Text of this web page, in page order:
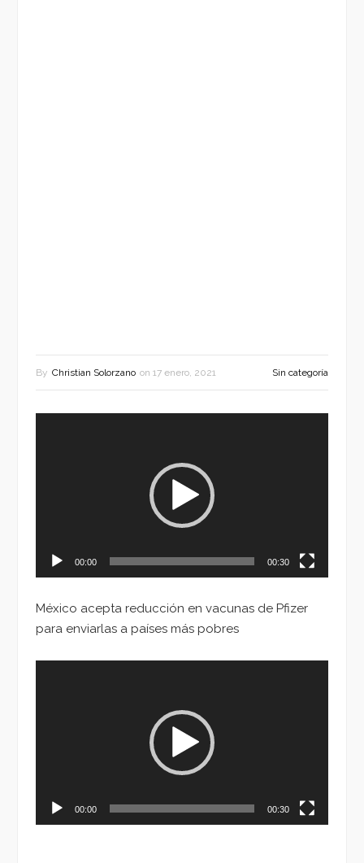
By Christian Solorzano on 17 enero, 2021 Sin categoría
00:00 00:30
México acepta reducción en vacunas de Pfizer
para enviarlas a países más pobres
00:00 00:30